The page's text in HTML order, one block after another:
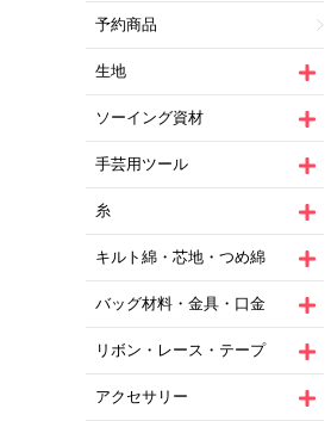
予約商品
生地
ソーイング資材
手芸用ツール
糸
キルト綿・芯地・つめ綿
バッグ材料・金具・口金
リボン・レース・テープ
アクセサリー